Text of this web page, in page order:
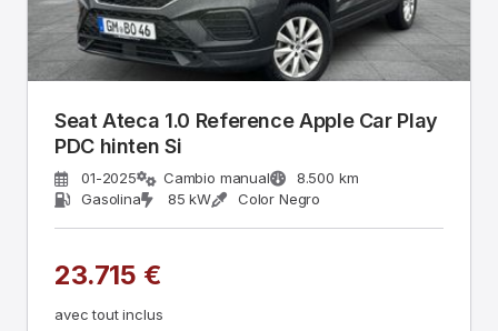
Seat Ateca 1.0 Reference Apple Car Play
PDC hinten Si
01-2025 Cambio manual
8.500 km
Gasolina
85 kW Color Negro
23.715 €
avec tout inclus